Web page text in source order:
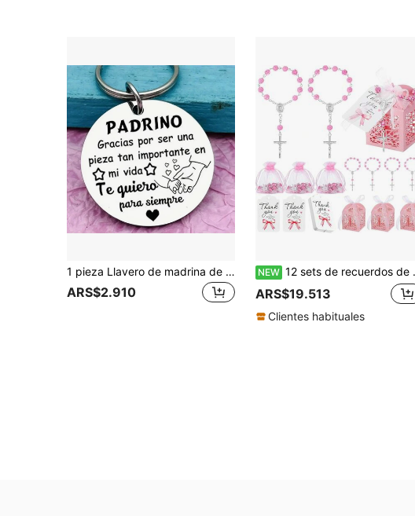
1 pieza Llavero de madrina de bautizo, diseño de hada madrina para hombres
ARS$2.910
NEW 12 sets de recuerdos de bautizo: mini rosario, cruz rosa, primera comunión, regalos de bautizo, artículos para baby shower, suministros para fiesta de Pascua, con empaque
ARS$19.513
Clientes habituales